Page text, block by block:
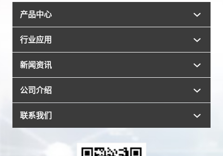
产品中心
数据转换器
传感器
电源管理芯片
行业应用
工业控制及自动化
测试测量
新能源
新闻资讯
行业新闻
公司新闻
公司介绍
公司介绍
联系我们